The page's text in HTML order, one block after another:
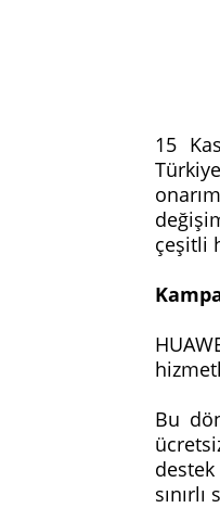
15
çeşitli
Bu